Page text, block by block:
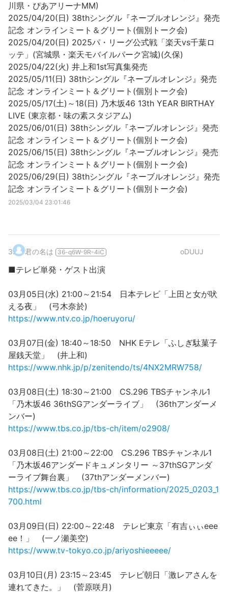
川県・ぴあアリーナMM)
2025/04/20(日) 38thシングル『ネーブルオレンジ』発売
記念 オンラインミート＆グリート(個別トーク会)
2025/04/20(日) 2025パ・リーグ公式戦「楽天vs千葉ロ
ッテ」(宮城県・楽天モバイルパーク宮城)(久保)
2025/04/22(火) 井上和1st写真集発売
2025/05/11(日) 38thシングル『ネーブルオレンジ』発売
記念 オンラインミート＆グリート(個別トーク会)
2025/05/17(土)～18(日) 乃木坂46 13th YEAR BIRTHAY
LIVE (東京都・味の素スタジアム)
2025/06/01(日) 38thシングル『ネーブルオレンジ』発売
記念 オンラインミート＆グリート(個別トーク会)
2025/06/15(日) 38thシングル『ネーブルオレンジ』発売
記念 オンラインミート＆グリート(個別トーク会)
2025/06/29(日) 38thシングル『ネーブルオレンジ』発売
記念 オンラインミート＆グリート(個別トーク会)
2025/03/04 23:01:46
3. 君の名は 36-q6W-9R-4iC oDUUJ
■テレビ単発・ゲスト出演
03月05日(水) 21:00～21:54 日本テレビ「上田と女が吠
える夜」 (弓木奈於)
https://www.ntv.co.jp/hoeruyoru/
03月07日(金) 18:40～18:50 NHK Eテレ「ふしぎ駄菓子
屋銭天堂」 (井上和)
https://www.nhk.jp/p/zenitendo/ts/4NX2MRW758/
03月08日(土) 18:30～21:00 CS.296 TBSチャンネル1
「乃木坂46 36thSGアンダーライブ」 (36thアンダーメ
ンバー)
https://www.tbs.co.jp/tbs-ch/item/o2908/
03月08日(土) 21:00～22:00 CS.296 TBSチャンネル1
「乃木坂46アンダードキュメンタリー ～37thSGアンダ
ーライブ舞台裏」 (37thアンダーメンバー)
https://www.tbs.co.jp/tbs-ch/information/2025_0203_1
700.html
03月09日(日) 22:00～22:48 テレビ東京「有吉ぃぃeee
ee！」 (一ノ瀬美空)
https://www.tv-tokyo.co.jp/ariyoshieeeee/
03月10日(月) 23:15～23:45 テレビ朝日「激レアさんを
連れてきた。」 (菅原咲月)